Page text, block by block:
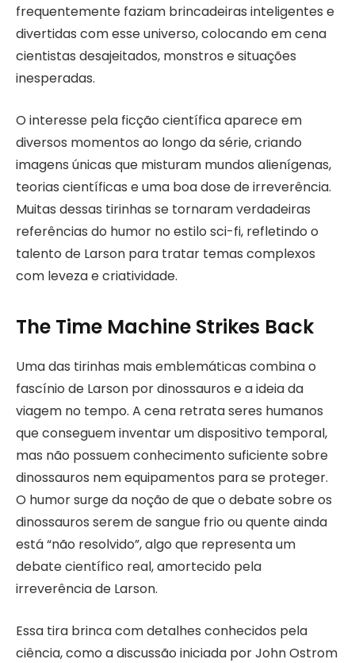
frequentemente faziam brincadeiras inteligentes e
divertidas com esse universo, colocando em cena
cientistas desajeitados, monstros e situações
inesperadas.
O interesse pela ficção científica aparece em
diversos momentos ao longo da série, criando
imagens únicas que misturam mundos alienígenas,
teorias científicas e uma boa dose de irreverência.
Muitas dessas tirinhas se tornaram verdadeiras
referências do humor no estilo sci-fi, refletindo o
talento de Larson para tratar temas complexos
com leveza e criatividade.
The Time Machine Strikes Back
Uma das tirinhas mais emblemáticas combina o
fascínio de Larson por dinossauros e a ideia da
viagem no tempo. A cena retrata seres humanos
que conseguem inventar um dispositivo temporal,
mas não possuem conhecimento suficiente sobre
dinossauros nem equipamentos para se proteger.
O humor surge da noção de que o debate sobre os
dinossauros serem de sangue frio ou quente ainda
está “não resolvido”, algo que representa um
debate científico real, amortecido pela
irreverência de Larson.
Essa tira brinca com detalhes conhecidos pela
ciência, como a discussão iniciada por John Ostrom